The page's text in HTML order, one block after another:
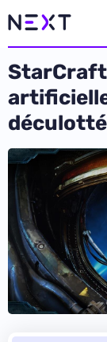
StarCraft